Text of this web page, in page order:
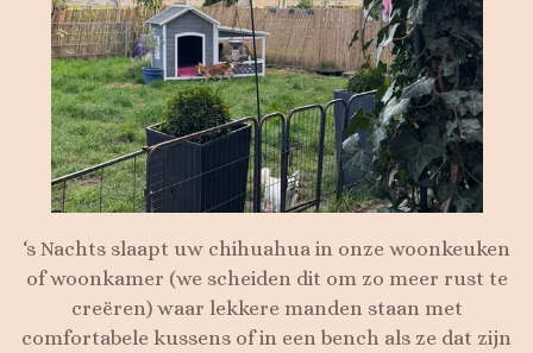
‘s Nachts slaapt uw chihuahua in onze woonkeuken
of woonkamer (we scheiden dit om zo meer rust te
creëren) waar lekkere manden staan met
comfortabele kussens of in een bench als ze dat zijn